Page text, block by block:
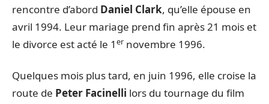
rencontre d’abord Daniel Clark, qu’elle épouse en
avril 1994. Leur mariage prend fin après 21 mois et
le divorce est acté le 1 er novembre 1996.
Quelques mois plus tard, en juin 1996, elle croise la
route de Peter Facinelli lors du tournage du film